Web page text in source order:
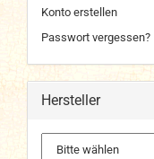
Konto erstellen
Passwort vergessen?
Hersteller